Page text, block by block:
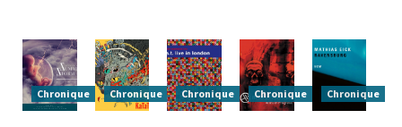
Chronique Chronique Chronique Chronique Chronique